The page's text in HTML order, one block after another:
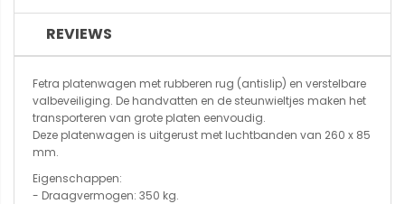
REVIEWS
Fetra platenwagen met rubberen rug (antislip) en verstelbare
valbeveiliging. De handvatten en de steunwieltjes maken het
transporteren van grote platen eenvoudig.
Deze platenwagen is uitgerust met luchtbanden van 260 x 85
mm.
Eigenschappen:
- Draagvermogen: 350 kg.